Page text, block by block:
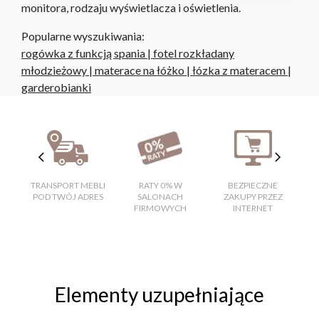
monitora, rodzaju wyświetlacza i oświetlenia.
Popularne wyszukiwania:
rogówka z funkcją spania | fotel rozkładany
młodzieżowy | materace na łóżko | łózka z materacem |
garderobianki
TRANSPORT MEBLI
POD TWÓJ ADRES
RATY 0% W
SALONACH
FIRMOWYCH
BEZPIECZNE
ZAKUPY PRZEZ
INTERNET
Elementy uzupełniające